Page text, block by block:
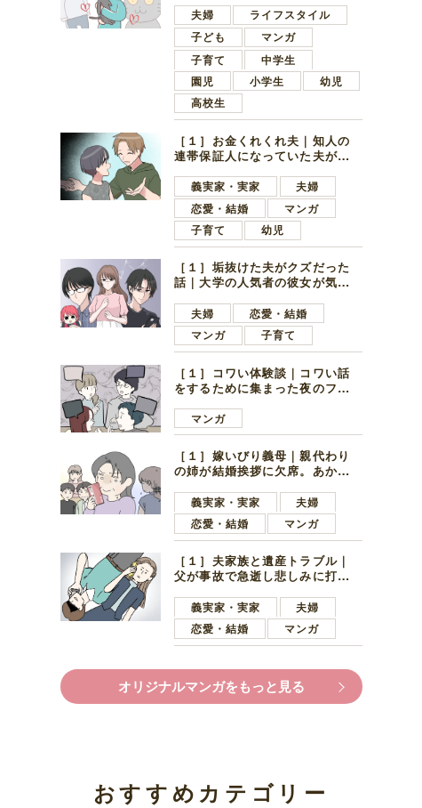
夫婦
ライフスタイル
子ども
マンガ
子育て
中学生
園児
小学生
幼児
高校生
［１］お金くれくれ夫｜知人の
連帯保証人になっていた夫が家
言ってきた
義実家・実家
夫婦
恋愛・結婚
マンガ
子育て
幼児
［１］垢抜けた夫がクズだった
話｜大学の人気者の彼女が気に
子学生
夫婦
恋愛・結婚
マンガ
子育て
［１］コワい体験談｜コワい話
をするために集まった夜のファ
好きの男の子ママ
マンガ
［１］嫁いびり義母｜親代わり
の姉が結婚挨拶に欠席。あから
義実家・実家
夫婦
恋愛・結婚
マンガ
［１］夫家族と遺産トラブル｜
父が事故で急逝し悲しみに打ち
ます夫
義実家・実家
夫婦
恋愛・結婚
マンガ
オリジナルマンガをもっと見る
おすすめカテゴリー